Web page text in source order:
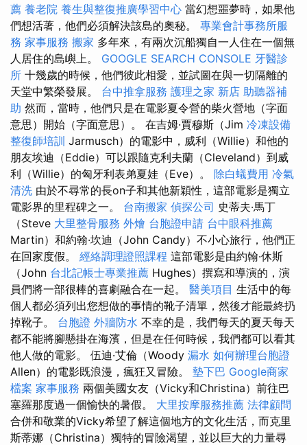
薦 養老院 養生與整復推廣學習中心 當幻想噩夢時，如果他
們想活著，他們必須解決該島的奧秘。 專業會計事務所服
務 家事服務 搬家 多年來，有兩次沉船獨自一人住在一個​​無
人居住的島嶼上。 GOOGLE SEARCH CONSOLE 牙醫診
所 十幾歲的時候，他們彼此相愛，並試圖在與一切隔離的
天堂中繁榮發展。 台中推拿服務 護理之家 新店 助聽器補
助 然而，當時，他們只是在電影夏令營的柴火營地（字面
意思）開始（字面意思）。 在吉姆·賈穆斯（Jim 冷凍設備
整復師培訓 Jarmusch）的電影中，威利（Willie）和他的
朋友埃迪（Eddie）可以跟隨克利夫蘭（Cleveland）到威
利（Willie）的匈牙利表弟夏娃（Eve）。 除白蟻費用 冷氣
清洗 由於不尋常的長on子和其他新穎性，這部電影是獨立
電影界的里程碑之一。 台南搬家 偵探公司 史蒂夫·馬丁
（Steve 大里整骨服務 外燴 台胞證申請 台中眼科推薦
Martin）和約翰·坎迪（John Candy）不小心旅行，他們正
在回家度假。 經絡調理證照課程 這部電影是由約翰·休斯
（John 台北記帳士專業推薦 Hughes）撰寫和導演的，演
員們將一部很棒的喜劇融合在一起。 醫美項目 生活中的每
個人都必須列出您想做的事情的靴子清單，然後才能最終扔
掉靴子。 台胞證 外牆防水 不幸的是，我們每天的夏天每天
都不能將腳懸掛在海濱，但是在任何時候，我們都可以看其
他人做的電影。 伍迪·艾倫（Woody 漏水 如何辦理台胞證
Allen）的電影既浪漫，瘋狂又冒險。 墊下巴 Google商家
檔案 家事服務 兩個美國女友（Vicky和Christina）前往巴
塞羅那度過一個愉快的暑假。 大里按摩服務推薦 法律顧問
合併和敬業的Vicky希望了解這個地方的文化生活，而克里
斯蒂娜（Christina）獨特的冒險渴望，並以巨大的力量尋